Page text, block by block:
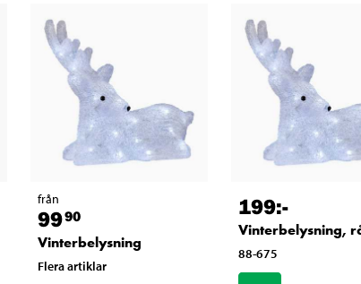
från
9990
Vinterbelysning
Flera artiklar
199:-
Vinterbelysning,
88-675